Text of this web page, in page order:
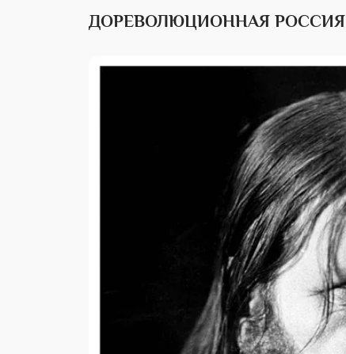
ДОРЕВОЛЮЦИОННАЯ РОССИЯ